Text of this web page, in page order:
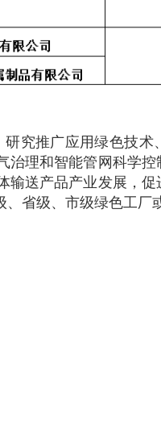
究推广应用绿色技术
理和智能管网科学
送产品产业发展，
省级、市级绿色工厂